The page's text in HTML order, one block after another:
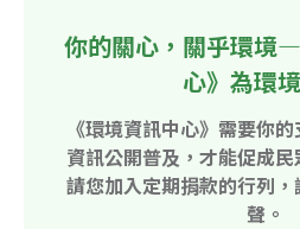
你的關心，關乎環境
心》為環
《環境資訊中心》需要你
資訊公開普及，才能促成
請您加入定期捐款的行列
聲。